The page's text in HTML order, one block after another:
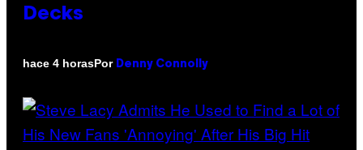
Decks
hace 4 horasPor Denny Connolly